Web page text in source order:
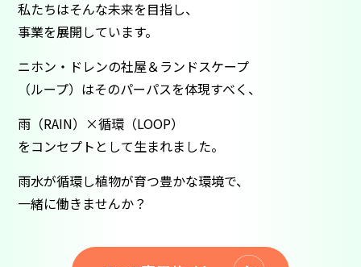
私たちはそんな未来を目指し、
事業を展開しています。
ニホン・ドレンの社屋＆ランドスケープ
（ループ）はそのパーパスを体現すべく、
雨（RAIN）×循環（LOOP）
をコンセプトとして生まれました。
雨水が循環し植物が育つ豊かな環境で、
一緒に働きませんか？